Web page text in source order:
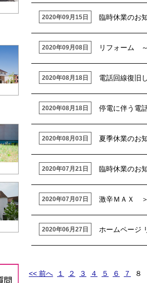
2020年09月15日 臨時休業のお
2020年09月08日 リフォーム
2020年08月18日 電話回線復旧
2020年08月18日 停電に伴う電
2020年08月03日 夏季休業のお
2020年07月21日 臨時休業のお
2020年07月07日 激辛ＭＡＸ
2020年06月27日 ホームページ
<< 前へ １ ２ ３ ４ ５ ６ ７ ８